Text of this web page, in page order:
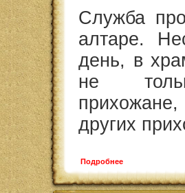
Служба
алтаре.
день, в
не
других
Подробнее